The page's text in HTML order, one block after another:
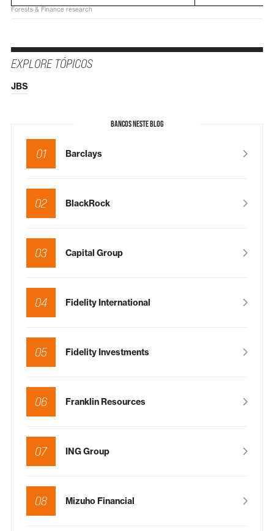
Forests & Finance research
EXPLORE TÓPICOS
JBS
BANCOS NESTE BLOG
01 Barclays
02 BlackRock
03 Capital Group
04 Fidelity International
05 Fidelity Investments
06 Franklin Resources
07 ING Group
08 Mizuho Financial